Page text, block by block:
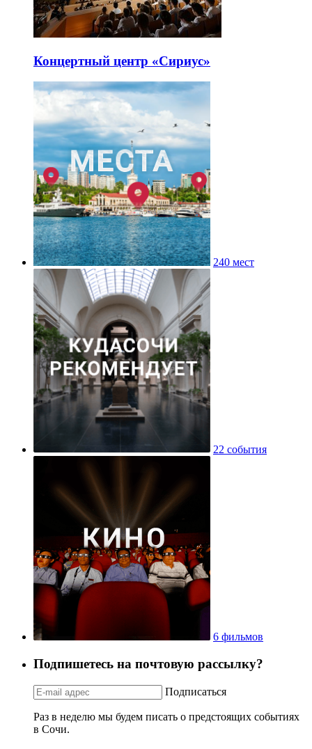
Концертный центр «Сириус»
240 мест
22 события
6 фильмов
Подпишетесь на почтовую рассылку?
Подписаться
Раз в неделю мы будем писать о предстоящих событиях
в Сочи.